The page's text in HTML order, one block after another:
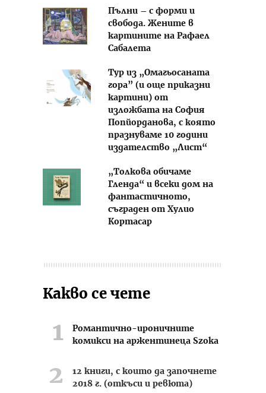
Пълни – с форми и
свобода. Жените в
картините на Рафаел
Сабалета
Тур из „Омагьосаната
гора” (и още приказни
картини) от
изложбата на София
Попйорданова, с която
празнуваме 10 години
издателство „Лист“
„Толкова обичаме
Гленда“ и всеки дом на
фантастичното,
съграден от Хулио
Кортасар
Какво се чете
Романтично-ироничните
комикси на аржентинеца Szoka
12 книги, с които да започнете
2018 г. (откъси и ревюта)